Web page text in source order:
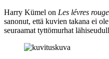
Harry Kümel on Les lévres
sanonut, että kuvien takana ei
seuraamat tyttömurhat